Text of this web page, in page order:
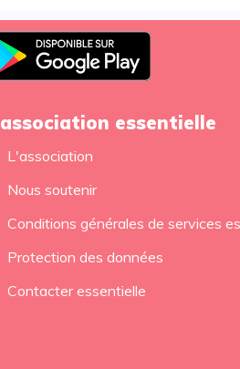
L'association essentielle
L'association
Nous soutenir
Conditions générales de services
Protection des données
Contacter essentielle